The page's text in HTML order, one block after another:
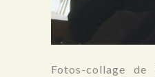
Fotos-collage de